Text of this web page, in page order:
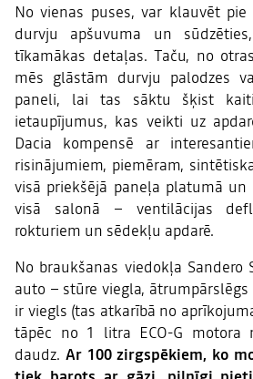
No vienas puses, var klauvēt
durvju apšuvuma un
tīkamākas detaļas. Taču, no
mēs glāstām durvju palodzes
paneli, lai tas sāktu šķist
ietaupījumus, kas veikti uz
Dacia kompensē ar
risinājumiem, piemēram,
visā priekšējā paneļa platumā un
visā salonā – ventilācijas
rokturiem un sēdekļu apdarē.
No braukšanas viedokļa
auto – stūre viegla, ātrumpārslēgs
ir viegls (tas atkarībā no
tāpēc no 1 litra ECO-G motora
daudz. Ar 100 zirgspēkiem, ko